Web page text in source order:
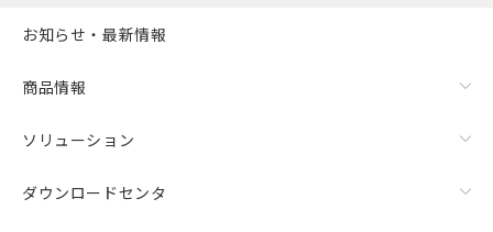
お知らせ・最新情報
商品情報
ソリューション
ダウンロードセンタ